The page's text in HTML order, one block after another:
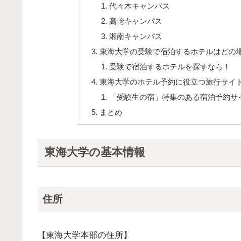
代々木キャンパス
高輪キャンパス
湘南キャンパス
東海大学の受験で宿泊するホテルはどの
受験で宿泊するホテルを探すなら！
東海大学のホテル予約に役立つ旅行サイ
「受験生の宿」特集のある宿泊予約サ
まとめ
東海大学の基本情報
住所
【東海大学本部の住所】